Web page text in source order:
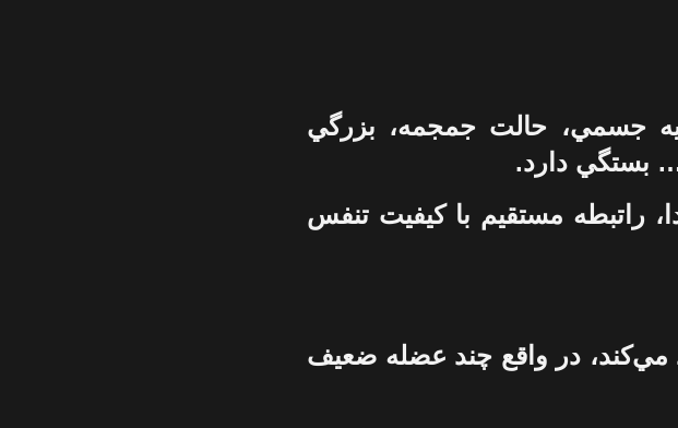
جسمي، حالت جمجمه، بزرگي
بستگي دارد.
راتبطه مستقيم با کيفيت تنفس
مي‌کند، در واقع چند عضله ضعيف